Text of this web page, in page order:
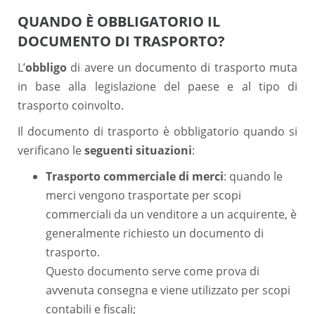
QUANDO È OBBLIGATORIO IL
DOCUMENTO DI TRASPORTO?
L’obbligo di avere un documento di trasporto muta
in base alla legislazione del paese e al tipo di
trasporto coinvolto.
Il documento di trasporto è obbligatorio quando si
verificano leseguenti situazioni:
Trasporto commerciale di merci: quando le
merci vengono trasportate per scopi
commerciali da un venditore a un acquirente, è
generalmente richiesto un documento di
trasporto.
Questo documento serve come prova di
avvenuta consegna e viene utilizzato per scopi
contabili e fiscali;